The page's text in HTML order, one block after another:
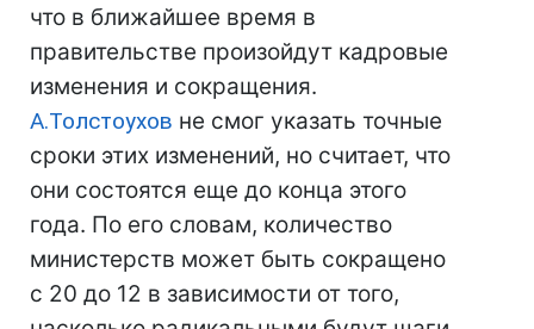
что в ближайшее время в
правительстве произойдут кадровые
изменения и сокращения.
А.Толстоухов не смог указать точные
сроки этих изменений, но считает, что
они состоятся еще до конца этого
года. По его словам, количество
министерств может быть сокращено
с 20 до 12 в зависимости от того,